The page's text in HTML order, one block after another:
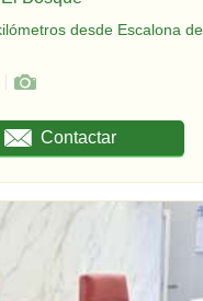
desde Escalona
Contactar